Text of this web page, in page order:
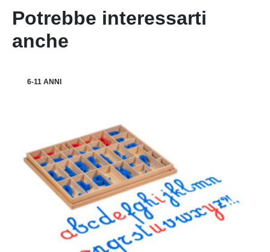
Potrebbe interessarti
anche
6-11 ANNI